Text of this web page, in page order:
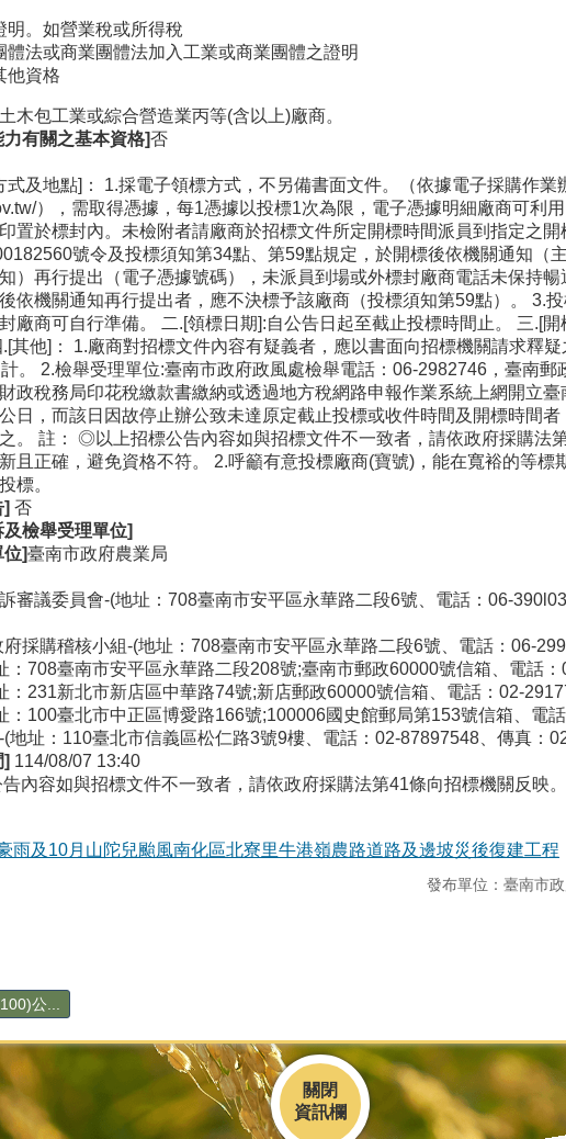
明。如營業稅或所得稅
體法或商業團體法加入工業或商業團體之證明
他資格
木包工業或綜合營造業丙等(含以上)廠商。
有關之基本資格]否
式及地點]： 1.採電子領標方式，不另備書面文件。（依據電子採購作
），需取得憑據，每1憑據以投標1次為限，電子憑據明細廠商可利
置於標封內。未檢附者請廠商於招標文件所定開標時間派員到指定之
號令及投標須知第34點、第59點規定，於開標後依機關通知（
）再行提出（電子憑據號碼），未派員到場或外標封廠商電話未保持
依機關通知再行提出者，應不決標予該廠商（投標須知第59點）。 3.
廠商可自行準備。 二.[領標日期]:自公告日起至截止投標時間止。 三.[
其他]： 1.廠商對招標文件內容有疑義者，應以書面向招標機關請求釋
。 2.檢舉受理單位:臺南市政府政風處檢舉電話：06-2982746，臺南
政稅務局印花稅繳款書繳納或透過地方稅網路申報作業系統上網開立
日，而該日因故停止辦公致未達原定截止投標或收件時間及開標時間
。 註： ◎以上招標公告內容如與招標文件不一致者，請依政府採購法
且正確，避免資格不符。 2.呼籲有意投標廠商(寶號)，能在寬裕的等
標。
] 否
檢舉受理單位]
]臺南市政府農業局
審議委員會-(地址：708臺南市安平區永華路二段6號、電話：06-
採購稽核小組-(地址：708臺南市安平區永華路二段6號、電話：06-
：708臺南市安平區永華路二段208號;臺南市郵政60000號信箱、電話
：231新北市新店區中華路74號;新店郵政60000號信箱、電話：02-
：100臺北市中正區博愛路166號;100006國史館郵局第153號信箱、電
地址：110臺北市信義區松仁路3號9樓、電話：02-87897548、傳真：
] 114/08/07 13:40
內容如與招標文件不一致者，請依政府採購法第41條向招標機關反映。
雨及10月山陀兒颱風南化區北寮里牛港嶺農路道路及邊坡災後復建工程
發布單位：臺南市
公...
關閉